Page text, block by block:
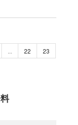
... 22
23